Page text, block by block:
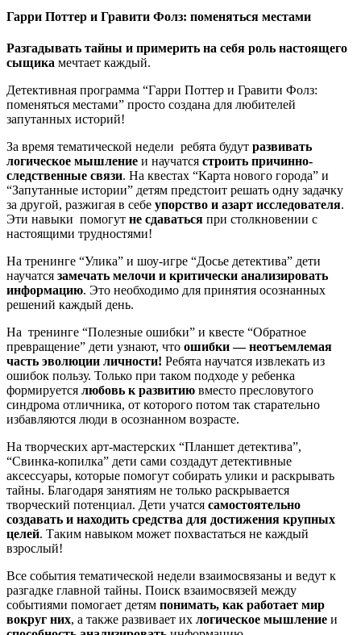
Гарри Поттер и Гравити Фолз: поменяться местами
Разгадывать тайны и примерить на себя роль настоящего
сыщика мечтает каждый.
Детективная программа “Гарри Поттер и Гравити Фолз:
поменяться местами” просто создана для любителей
запутанных историй!
За время тематической недели ребята будут развивать
логическое мышление и научатся строить причинно-
следственные связи. На квестах “Карта нового города” и
“Запутанные истории” детям предстоит решать одну задачку
за другой, разжигая в себе упорство и азарт исследователя.
Эти навыки помогут не сдаваться при столкновении с
настоящими трудностями!
На тренинге “Улика” и шоу-игре “Досье детектива” дети
научатся замечать мелочи и критически анализировать
информацию. Это необходимо для принятия осознанных
решений каждый день.
На тренинге “Полезные ошибки” и квесте “Обратное
превращение” дети узнают, что ошибки — неотъемлемая
часть эволюции личности! Ребята научатся извлекать из
ошибок пользу. Только при таком подходе у ребенка
формируется любовь к развитию вместо пресловутого
синдрома отличника, от которого потом так старательно
избавляются люди в осознанном возрасте.
На творческих арт-мастерских “Планшет детектива”,
“Свинка-копилка” дети сами создадут детективные
аксессуары, которые помогут собирать улики и раскрывать
тайны. Благодаря занятиям не только раскрывается
творческий потенциал. Дети учатся самостоятельно
создавать и находить средства для достижения крупных
целей. Таким навыком может похвастаться не каждый
взрослый!
Все события тематической недели взаимосвязаны и ведут к
разгадке главной тайны. Поиск взаимосвязей между
событиями помогает детям понимать, как работает мир
вокруг них, а также развивает их логическое мышление и